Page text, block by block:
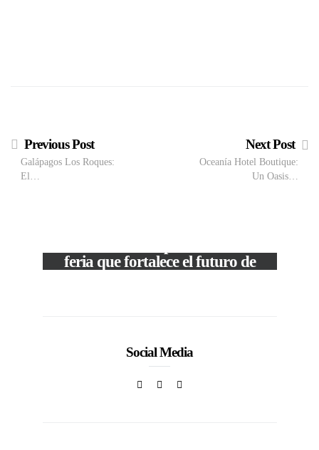
Previous Post
Galápagos Los Roques:
El…
Next Post
Oceanía Hotel Boutique:
Un Oasis…
feria que fortalece el futuro de
Social Media